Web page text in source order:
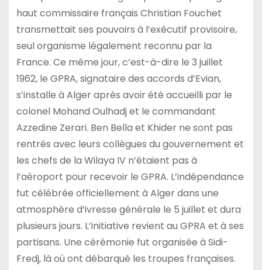
haut commissaire français Christian Fouchet
transmettait ses pouvoirs à l’exécutif provisoire,
seul organisme légalement reconnu par la
France. Ce même jour, c’est-à-dire le 3 juillet
1962, le GPRA, signataire des accords d’Evian,
s’installe à Alger après avoir été accueilli par le
colonel Mohand Oulhadj et le commandant
Azzedine Zerari. Ben Bella et Khider ne sont pas
rentrés avec leurs collègues du gouvernement et
les chefs de la Wilaya IV n’étaient pas à
l’aéroport pour recevoir le GPRA. L’indépendance
fut célébrée officiellement à Alger dans une
atmosphère d’ivresse générale le 5 juillet et dura
plusieurs jours. L’initiative revient au GPRA et à ses
partisans. Une cérémonie fut organisée à Sidi-
Fredj, là où ont débarqué les troupes françaises.